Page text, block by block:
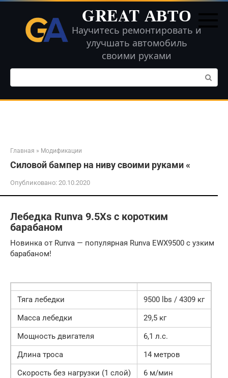
Перейти
контенту
GREAT АВТО
Научитесь ремонтировать и
улучшать автомобиль
своими руками
Поиск:
Главная » Модификации
Силовой бампер на ниву своими руками «
Опубликовано: 20.10.2020
Лебедка Runva 9.5Xs с коротким
барабаном
Новинка от Runva — популярная Runva EWX9500 с узким
барабаном!
Тяга лебедки
9500 lbs / 4309 кг
Масса лебедки
29,5 кг
Мощность двигателя
6,1 л.с.
Длина троса
14 метров
Скорость без нагрузки (1 слой)
6 м/мин